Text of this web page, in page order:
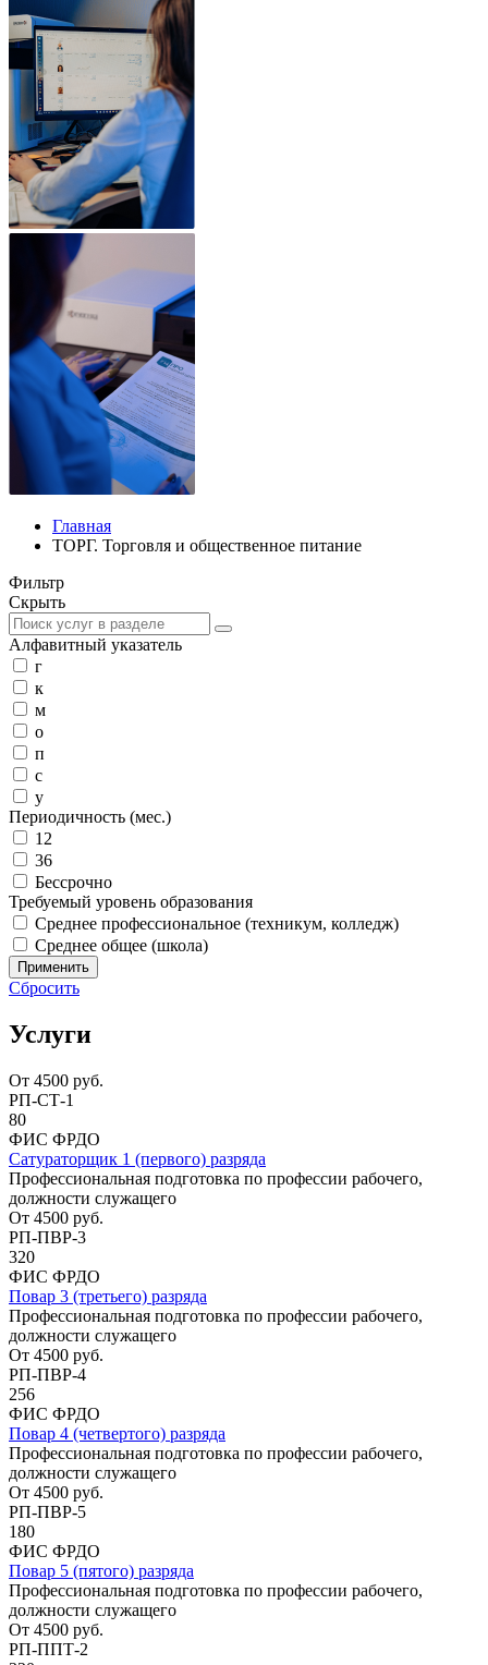
Главная
ТОРГ. Торговля и общественное питание
Фильтр
Скрыть
Алфавитный указатель
г
к
м
о
п
с
у
Периодичность (мес.)
12
36
Бессрочно
Требуемый уровень образования
Среднее профессиональное (техникум, колледж)
Среднее общее (школа)
Применить
Сбросить
Услуги
От 4500 руб.
РП-СТ-1
80
ФИС ФРДО
Сатураторщик 1 (первого) разряда
Профессиональная подготовка по профессии рабочего,
должности служащего
От 4500 руб.
РП-ПВР-3
320
ФИС ФРДО
Повар 3 (третьего) разряда
Профессиональная подготовка по профессии рабочего,
должности служащего
От 4500 руб.
РП-ПВР-4
256
ФИС ФРДО
Повар 4 (четвертого) разряда
Профессиональная подготовка по профессии рабочего,
должности служащего
От 4500 руб.
РП-ПВР-5
180
ФИС ФРДО
Повар 5 (пятого) разряда
Профессиональная подготовка по профессии рабочего,
должности служащего
От 4500 руб.
РП-ППТ-2